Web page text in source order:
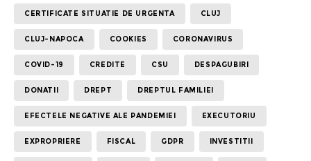
CERTIFICATE SITUATIE DE URGENTA CLUJ
CLUJ-NAPOCA COOKIES CORONAVIRUS
COVID-19 CREDITE CSU DESPAGUBIRI
DONATII DREPT DREPTUL FAMILIEI
EFECTELE NEGATIVE ALE PANDEMIEI EXECUTORIU
EXPROPRIERE FISCAL GDPR INVESTITII